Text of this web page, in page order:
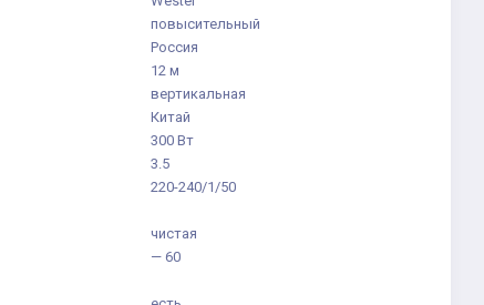
повысительный
Россия
12 м
вертикальная
Китай
300 Вт
3.5
220-240/1/50
чистая
— 60